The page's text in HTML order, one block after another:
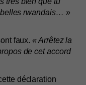
rwandais…
faux. « Arrêtez la
de cet accord
déclaration